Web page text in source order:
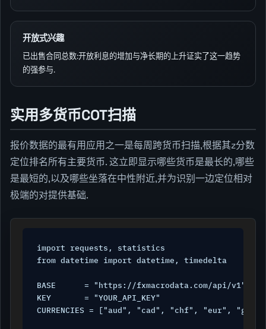
开放式兴趣
已出售合同总数:开放利息的增加与净长期的上升证实了这一趋势
的强参与.
实用多货币COT扫描
报价数据的最有用应用之一是每周跨货币扫描,根据其z分数
定位排名所有主要货币. 这立即显示哪些货币是最长的,哪些
是最短的,以及哪些坐落在中性附近,并为识别一边定位相对
极端的对提供基础.
import requests, statistics
from datetime import datetime, timedelta
BASE      = "https://fxmacrodata.com/api/v1"
KEY       = "YOUR_API_KEY"
CURRENCIES = ["aud", "cad", "chf", "eur",